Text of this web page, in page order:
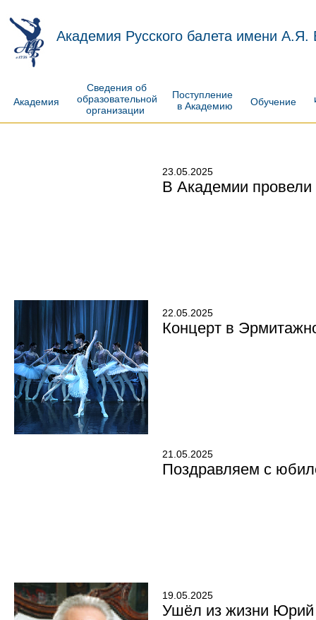
Академия Русского балета имени А.Я.
Академия
Сведения об
образовательной
организации
Поступление
в Академию
Обучение
23.05.2025
В Академии
22.05.2025
Концерт в
21.05.2025
Поздравляем с
19.05.2025
Ушёл из жизни Юрий